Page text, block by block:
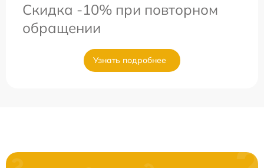
Скидка -10% при повторном
обращении
Узнать подробнее